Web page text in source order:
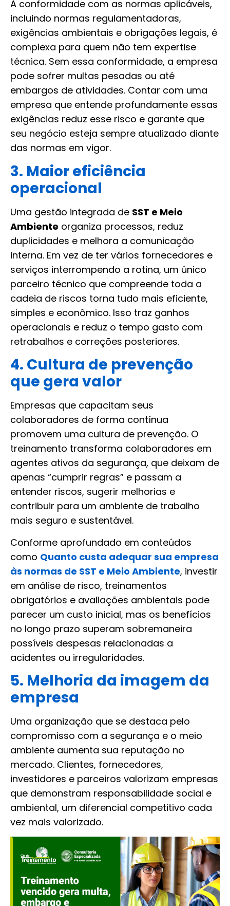
A conformidade com as normas aplicáveis,
incluindo normas regulamentadoras,
exigências ambientais e obrigações legais, é
complexa para quem não tem expertise
técnica. Sem essa conformidade, a empresa
pode sofrer multas pesadas ou até
embargos de atividades. Contar com uma
empresa que entende profundamente essas
exigências reduz esse risco e garante que
seu negócio esteja sempre atualizado diante
das normas em vigor.
3. Maior eficiência
operacional
Uma gestão integrada de SST e Meio
Ambiente organiza processos, reduz
duplicidades e melhora a comunicação
interna. Em vez de ter vários fornecedores e
serviços interrompendo a rotina, um único
parceiro técnico que compreende toda a
cadeia de riscos torna tudo mais eficiente,
simples e econômico. Isso traz ganhos
operacionais e reduz o tempo gasto com
retrabalhos e correções posteriores.
4. Cultura de prevenção
que gera valor
Empresas que capacitam seus
colaboradores de forma contínua
promovem uma cultura de prevenção. O
treinamento transforma colaboradores em
agentes ativos da segurança, que deixam de
apenas “cumprir regras” e passam a
entender riscos, sugerir melhorias e
contribuir para um ambiente de trabalho
mais seguro e sustentável.
Conforme aprofundado em conteúdos
como Quanto custa adequar sua empresa
às normas de SST e Meio Ambiente, investir
em análise de risco, treinamentos
obrigatórios e avaliações ambientais pode
parecer um custo inicial, mas os benefícios
no longo prazo superam sobremaneira
possíveis despesas relacionadas a
acidentes ou irregularidades.
5. Melhoria da imagem da
empresa
Uma organização que se destaca pelo
compromisso com a segurança e o meio
ambiente aumenta sua reputação no
mercado. Clientes, fornecedores,
investidores e parceiros valorizam empresas
que demonstram responsabilidade social e
ambiental, um diferencial competitivo cada
vez mais valorizado.